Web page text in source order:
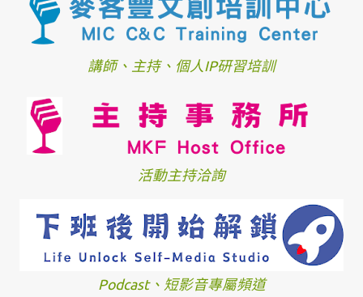
講師、主持、個人IP研習培訓
活動主持洽詢
Podcast、短影音專屬頻道